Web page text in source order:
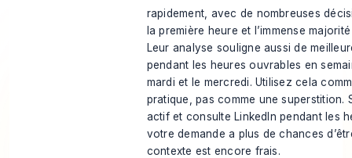
rapidement, avec de nombreuses
la première heure et l’immense
Leur analyse souligne aussi de
pendant les heures ouvrables en
mardi et le mercredi. Utilisez cela
pratique, pas comme une superstition.
actif et consulte LinkedIn pendant les
votre demande a plus de chances
contexte est encore frais.